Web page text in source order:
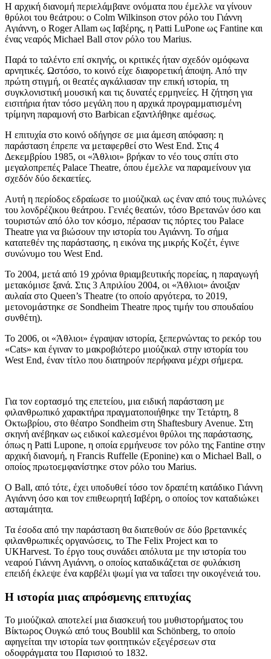
Η αρχική διανομή περιελάμβανε ονόματα που έμελλε να γίνουν
θρύλοι του θεάτρου: ο Colm Wilkinson στον ρόλο του Γιάννη
Αγιάννη, ο Roger Allam ως Ιαβέρης, η Patti LuPone ως Fantine και
ένας νεαρός Michael Ball στον ρόλο του Marius.
Παρά το ταλέντο επί σκηνής, οι κριτικές ήταν σχεδόν ομόφωνα
αρνητικές. Ωστόσο, το κοινό είχε διαφορετική άποψη. Από την
πρώτη στιγμή, οι θεατές αγκάλιασαν την επική ιστορία, τη
συγκλονιστική μουσική και τις δυνατές ερμηνείες. Η ζήτηση για
εισιτήρια ήταν τόσο μεγάλη που η αρχικά προγραμματισμένη
τρίμηνη παραμονή στο Barbican εξαντλήθηκε αμέσως.
Η επιτυχία στο κοινό οδήγησε σε μια άμεση απόφαση: η
παράσταση έπρεπε να μεταφερθεί στο West End. Στις 4
Δεκεμβρίου 1985, οι «Άθλιοι» βρήκαν το νέο τους σπίτι στο
μεγαλοπρεπές Palace Theatre, όπου έμελλε να παραμείνουν για
σχεδόν δύο δεκαετίες.
Αυτή η περίοδος εδραίωσε το μιούζικαλ ως έναν από τους πυλώνες
του λονδρέζικου θεάτρου. Γενιές θεατών, τόσο Βρετανών όσο και
τουριστών από όλο τον κόσμο, πέρασαν τις πόρτες του Palace
Theatre για να βιώσουν την ιστορία του Αγιάννη. Το σήμα
κατατεθέν της παράστασης, η εικόνα της μικρής Κοζέτ, έγινε
συνώνυμο του West End.
Το 2004, μετά από 19 χρόνια θριαμβευτικής πορείας, η παραγωγή
μετακόμισε ξανά. Στις 3 Απριλίου 2004, οι «Άθλιοι» άνοιξαν
αυλαία στο Queen’s Theatre (το οποίο αργότερα, το 2019,
μετονομάστηκε σε Sondheim Theatre προς τιμήν του σπουδαίου
συνθέτη).
Το 2006, οι «Άθλιοι» έγραψαν ιστορία, ξεπερνώντας το ρεκόρ του
«Cats» και έγιναν το μακροβιότερο μιούζικαλ στην ιστορία του
West End, έναν τίτλο που διατηρούν περήφανα μέχρι σήμερα.
Για τον εορτασμό της επετείου, μια ειδική παράσταση με
φιλανθρωπικό χαρακτήρα πραγματοποιήθηκε την Τετάρτη, 8
Οκτωβρίου, στο θέατρο Sondheim στη Shaftesbury Avenue. Στη
σκηνή ανέβηκαν ως ειδικοί καλεσμένοι θρύλοι της παράστασης,
όπως η Patti Lupone, η οποία ερμήνευσε τον ρόλο της Fantine στην
αρχική διανομή, η Francis Ruffelle (Eponine) και ο Michael Ball, ο
οποίος πρωτοεμφανίστηκε στον ρόλο του Marius.
Ο Ball, από τότε, έχει υποδυθεί τόσο τον δραπέτη κατάδικο Γιάννη
Αγιάννη όσο και τον επιθεωρητή Ιαβέρη, ο οποίος τον καταδιώκει
ασταμάτητα.
Τα έσοδα από την παράσταση θα διατεθούν σε δύο βρετανικές
φιλανθρωπικές οργανώσεις, το The Felix Project και το
UKHarvest. Το έργο τους συνάδει απόλυτα με την ιστορία του
νεαρού Γιάννη Αγιάννη, ο οποίος καταδικάζεται σε φυλάκιση
επειδή έκλεψε ένα καρβέλι ψωμί για να ταΐσει την οικογένειά του.
Η ιστορία μιας απρόσμενης επιτυχίας
Το μιούζικαλ αποτελεί μια διασκευή του μυθιστορήματος του
Βίκτωρος Ουγκώ από τους Boublil και Schönberg, το οποίο
αφηγείται την ιστορία των φοιτητικών εξεγέρσεων στα
οδοφράγματα του Παρισιού το 1832.